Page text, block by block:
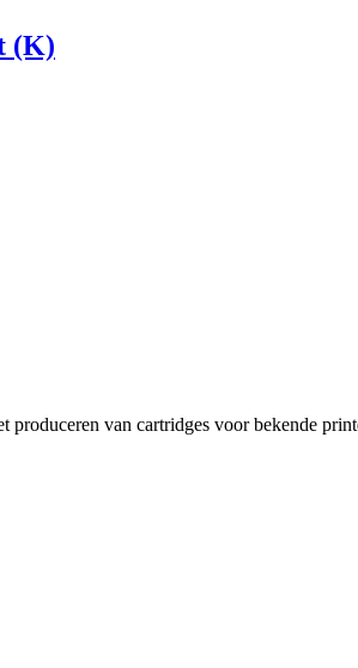
(K)
produceren van cartridges voor bekende